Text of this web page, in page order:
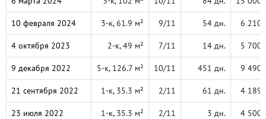
10 февраля 2024 3-к, 61.9 м² 9/11 54 дн. 6 210
4 октября 2023 2-к, 49 м² 7/11 14 дн. 5 700
9 декабря 2022 5-к, 126.7 м² 10/11 451 дн. 9 490
21 сентября 2022 1-к, 35.3 м² 2/11 61 дн. 4 189
23 июля 2022 1-к, 35.3 м² 2/11 3 дн. 4 500